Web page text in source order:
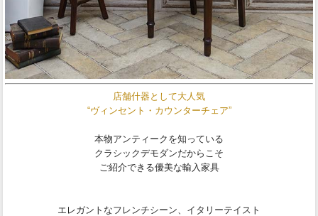
店舗什器として大人気
“ヴィンセント・カウンターチェア”
本物アンティークを知っている
クラシックデモダンだからこそ
ご紹介できる優美な輸入家具
エレガントなフレンチシーン、イタリーテイスト